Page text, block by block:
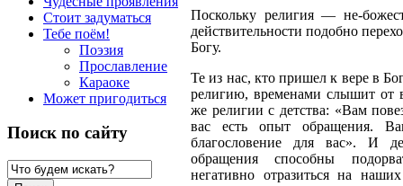
Стоит задуматься
Тебе поём!
Поэзия
Прославление
Караоке
Может пригодиться
Поиск по сайту
Поскольку религия — не-
действительности подобно
Богу.
Те из нас, кто пришел к вере в
религию, временами слышит от
же религии с детства: «Вам
вас есть опыт обращения.
благословение для вас». И
обращения способны
негативно отразиться на